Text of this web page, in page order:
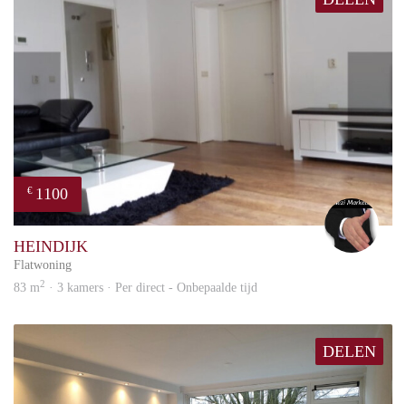
€ 1100
Alex
HEINDIJK
Flatwoning
83 m2 · 3 kamers · Per direct - Onbepaalde tijd
DELEN